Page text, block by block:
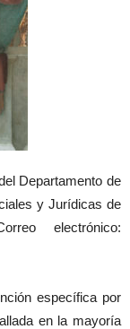
Departamento de
y Jurídicas de
electrónico:
específica por
en la mayoría